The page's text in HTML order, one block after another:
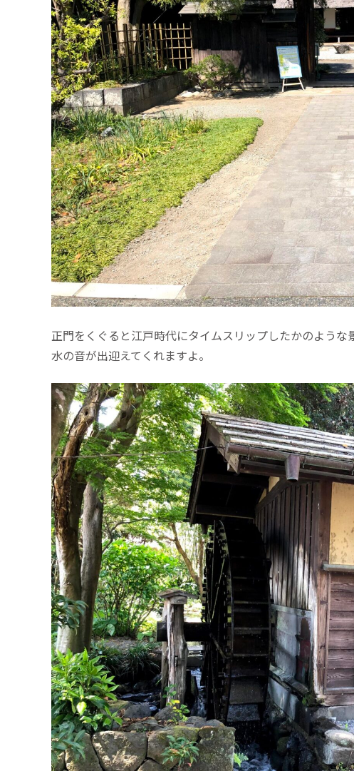
正門をくぐると江戸時代にタイムスリップしたかのよう
水の音が出迎えてくれますよ。